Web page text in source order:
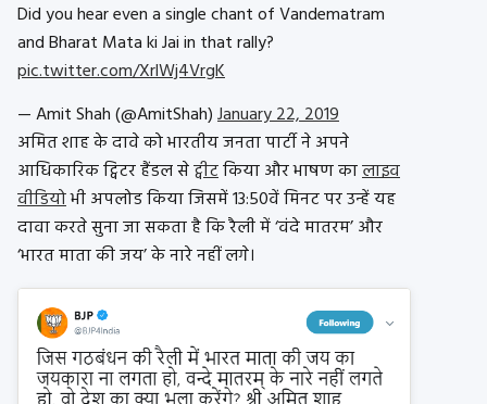
Did you hear even a single chant of Vandematram
and Bharat Mata ki Jai in that rally?
pic.twitter.com/XrlWj4VrgK
— Amit Shah (@AmitShah)January 22, 2019
अमित शाह के दावे को भारतीय जनता पार्टी ने अपने
आधिकारिक ट्विटर हैंडल सेट्वीटकिया और भाषण कालाइव
वीडियोभी अपलोड किया जिसमें 13:50वें मिनट पर उन्हें यह
दावा करते सुना जा सकता है कि रैली में ‘वंदे मातरम’ और
‘भारत माता की जय’ के नारे नहीं लगे।